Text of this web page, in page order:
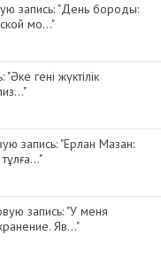
запись: "День бороды:
мо..."
гені жүктілік
запись: "Ерлан Мазан:
запись: "У меня
Яв..."